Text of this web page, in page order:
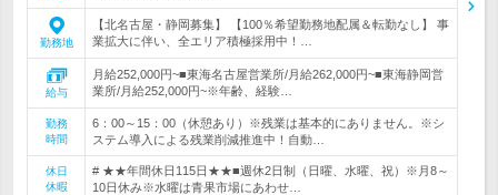
勤務地
【北名古屋・静岡募集】 【100％希望勤務地配属＆転勤なし】 事
業拡大に伴い、全エリア積極採用中！…
給与
月給252,000円~■東海名古屋営業所/月給262,000円~■東海静岡営
業所/月給252,000円~※年齢、経験…
勤務
時間
6：00～15：00（休憩あり）※残業は基本的にありません。※シ
ステム導入による残業削減推進中！自動…
休日
休暇
# ★★年間休日115日★★■週休2日制（日曜、水曜、祝）※月8～
10日休み※水曜は青果市場にあわせ…